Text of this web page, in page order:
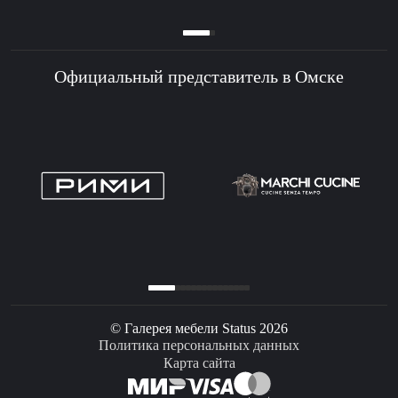
Официальный представитель в Омске
© Галерея мебели Status 2026
Политика персональных данных
Карта сайта